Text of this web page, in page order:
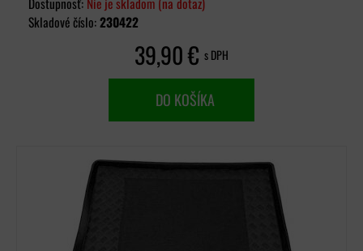
Skladové číslo:230422
39,90 € s DPH
DO KOŠÍKA